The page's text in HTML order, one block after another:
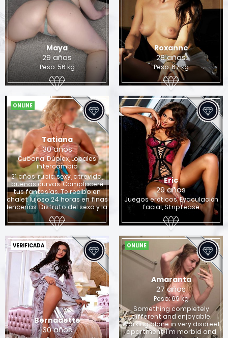
Maya
29 años
Peso: 56 kg
Roxanne
28 años
Peso: 67 kg
ONLINE
Tatiana
30 años
Cubana, Dúplex, Locales
intercambio
21 años, rubia sexy, atrevida,
buenas curvas. Complaceré
tus fantasías. Te recibo en
chalet lujoso 24 horas en finas
lencerías. Disfruto del sexo y la
Eric
29 años
Juegos eróticos, Eyaculación
facial, Striptease
VERIFICADA
Bernadette
30 años
ONLINE
Amaranta
27 años
Peso: 69 kg
Something completely
different and enjoyable.
Working alone in very discreet
apartment, I'm morbid and